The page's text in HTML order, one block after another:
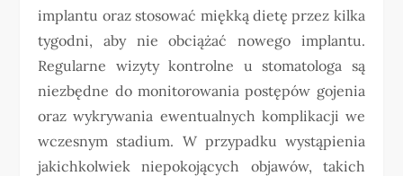
implantu oraz stosować miękką dietę przez kilka
tygodni, aby nie obciążać nowego implantu.
Regularne wizyty kontrolne u stomatologa są
niezbędne do monitorowania postępów gojenia
oraz wykrywania ewentualnych komplikacji we
wczesnym stadium. W przypadku wystąpienia
jakichkolwiek niepokojących objawów, takich